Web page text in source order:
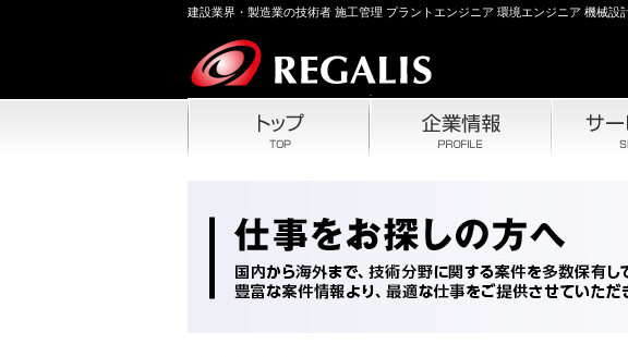
建設業界・製造業の技術者 施工管理 プラントエンジニア 環境エンジニア 機械